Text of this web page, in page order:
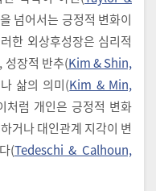
넘어서는 긍정적 변화이
한 외상후성장은 심리적
성장적 반추(Kim & Shin,
삶의 의미(Kim & Min,
처럼 개인은 긍정적 변화
거나 대인관계 지각이 변
(Tedeschi & Calhoun,